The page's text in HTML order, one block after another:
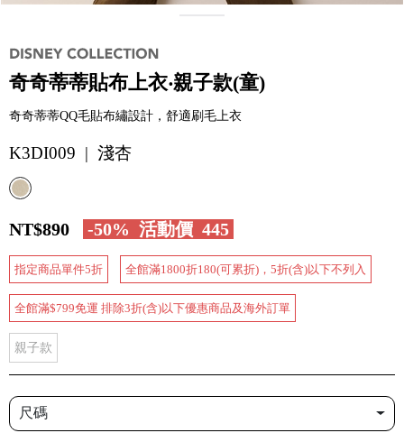
奇奇蒂蒂貼布上衣‧親子款(童)
奇奇蒂蒂QQ毛貼布繡設計，舒適刷毛上衣
K3DI009 | 淺杏
NT$890 -50% 活動價 445
指定商品單件5折 全館滿1800折180(可累折)，5折(含)以下不列入
全館滿$799免運 排除3折(含)以下優惠商品及海外訂單
親子款
尺碼